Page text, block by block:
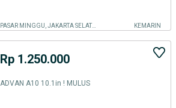
PASAR MINGGU, JAKARTA SELATAN KEMARIN
Rp 1.250.000
ADVAN A10 10.1in ! MULUS